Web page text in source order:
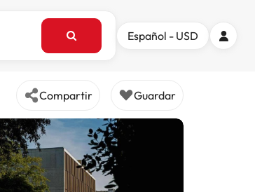
Español - USD
Compartir Guardar